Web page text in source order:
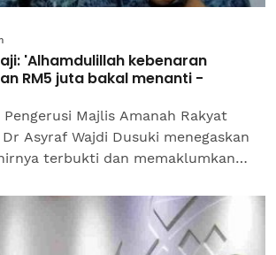
'Alhamdulillah kebenaran
RM5 juta bakal menanti -
Pengerusi Majlis Amanah Rakyat
Asyraf Wajdi Dusuki menegaskan
terbukti dan memaklumkan